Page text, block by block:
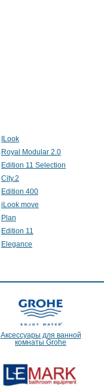
ILook
Royal Modular 2.0
Edition 11 Selection
City.2
Edition 400
iLook move
Plan
Edition 11
Elegance
Аксессуары для ванной
комнаты Grohe